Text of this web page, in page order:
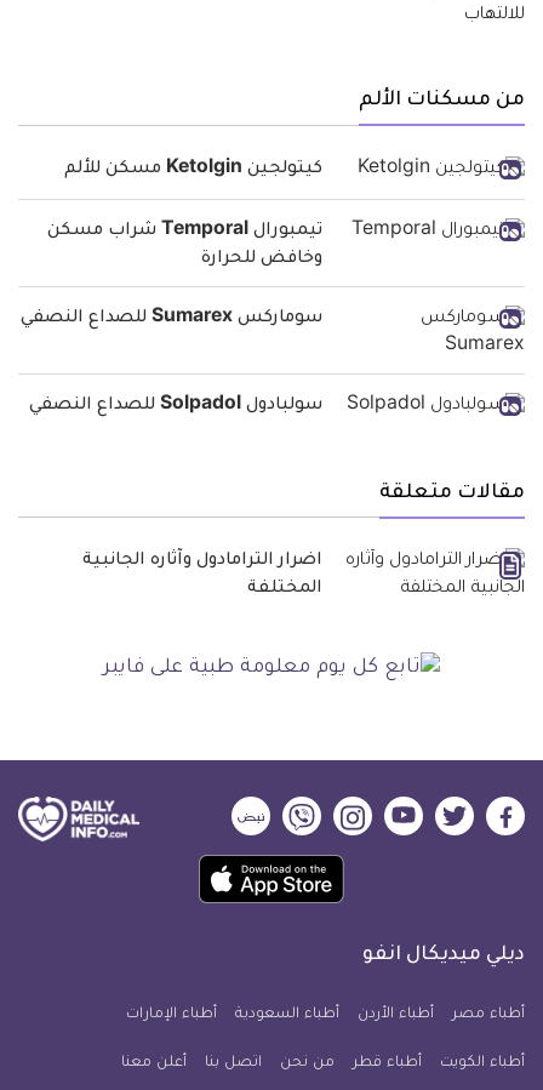
من مسكنات الألم
كيتولجين Ketolgin مسكن للألم
تيمبورال Temporal شراب مسكن
وخافض للحرارة
سوماركس Sumarex للصداع النصفي
سولبادول Solpadol للصداع النصفي
مقالات متعلقة
اضرار الترامادول وآثاره الجانبية
المختلفة
ديلي
فيسبوك
ديلي
تويتر
ديلي
ميديكال
يوتيوب
ديلي
ميديكال
انفو
ديلي
ميديكال
انفو
ديلي
ميديكال
انفو
حمل
تطبيق
معلومة
للآيفون
ديلي ميديكال انفو
أطباء مصر أطباء الأردن أطباء السعودية أطباء الإمارات
أطباء الكويت أطباء قطر من نحن اتصل بنا أعلن معنا